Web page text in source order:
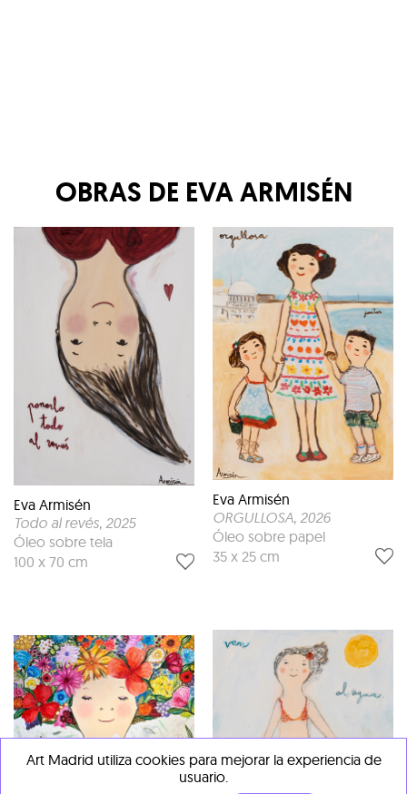
OBRAS DE EVA ARMISÉN
Eva Armisén
Todo al revés, 2025
Óleo sobre tela
100 x 70 cm
Eva Armisén
ORGULLOSA, 2026
Óleo sobre papel
35 x 25 cm
Art Madrid utiliza cookies para mejorar la experiencia de
usuario.